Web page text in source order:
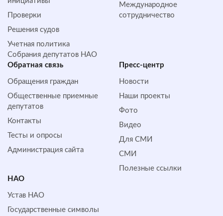
Проверки
Решения судов
Учетная политика
Собрания депутатов НАО
Международное
сотрудничество
Обратная cвязь
Обращения граждан
Общественные приемные
депутатов
Контакты
Тесты и опросы
Администрация сайта
Пресс-центр
Новости
Наши проекты
Фото
Видео
Для СМИ
СМИ
Полезные ссылки
НАО
Устав НАО
Государственные символы